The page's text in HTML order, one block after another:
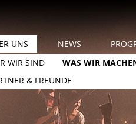
UNS
WIR SIND
WAS WIR
& FREUNDE
NEWS